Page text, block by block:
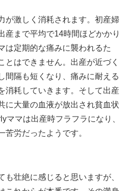
が激しく消耗されます。初産婦
産まで平均で14時間ほどかかり
は定期的な痛みに襲われるた
とはできません。出産が近づく
間隔も短くなり、痛みに耐える
消耗していきます。そして出産
に大量の血液が放出され貧血状
ママは出産時フラフラになり、
苦労だったようです。
も壮絶に感じると思いますが、